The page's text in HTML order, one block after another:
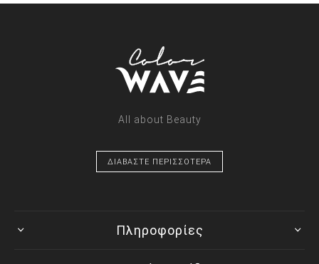
All about Beauty
ΔΙΑΒΑΣΤΕ ΠΕΡΙΣΣΟΤΕΡΑ
Πληροφορίες